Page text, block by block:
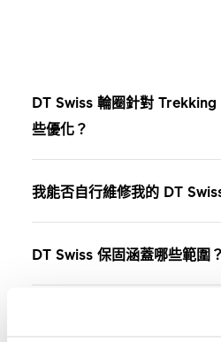
DT Swiss 輪圈針對 Trekking
些優化？
性，適合日常騎乘及長距離旅
需要攜帶行李袋與側掛包等
輪圈設計以強度與穩定性為優
重量，並維持一致性能，是
我能否自行維修我的 DT
冊，以幫助您進行維修或轉換
Swiss ID 或篩選器，在「產
DT Swiss 保固涵蓋哪些範圍？
在極少數情況下，可能會出
情況則享有自購買日起 24